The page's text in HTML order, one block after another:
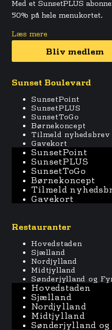
Med et SunsetPLUS
50% på hele menukortet.
Læs mere
Bliv medlem
Sunset Boulevard
SunsetPoint
SunsetPLUS
SunsetToGo
Børnekoncept
Tilmeld nyhedsbrev
Gavekort
SunsetPoint
SunsetPLUS
SunsetToGo
Børnekoncept
Tilmeld
Gavekort
Restauranter
Hovedstaden
Sjælland
Nordjylland
Midtjylland
Sønderjylland og
Hovedstaden
Sjælland
Nordjylland
Midtjylland
Sønderjylland og